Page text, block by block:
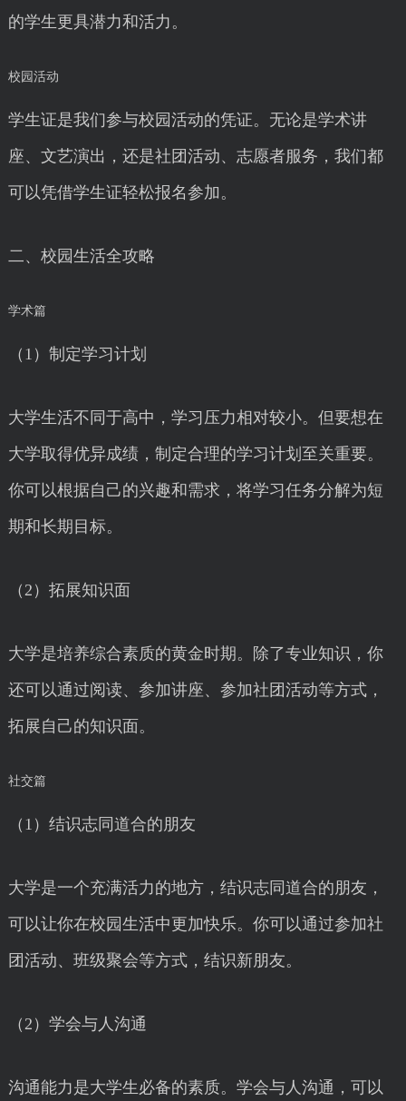
的学生更具潜力和活力。
校园活动
学生证是我们参与校园活动的凭证。无论是学术讲
座、文艺演出，还是社团活动、志愿者服务，我们都
可以凭借学生证轻松报名参加。
二、校园生活全攻略
学术篇
（1）制定学习计划
大学生活不同于高中，学习压力相对较小。但要想在
大学取得优异成绩，制定合理的学习计划至关重要。
你可以根据自己的兴趣和需求，将学习任务分解为短
期和长期目标。
（2）拓展知识面
大学是培养综合素质的黄金时期。除了专业知识，你
还可以通过阅读、参加讲座、参加社团活动等方式，
拓展自己的知识面。
社交篇
（1）结识志同道合的朋友
大学是一个充满活力的地方，结识志同道合的朋友，
可以让你在校园生活中更加快乐。你可以通过参加社
团活动、班级聚会等方式，结识新朋友。
（2）学会与人沟通
沟通能力是大学生必备的素质。学会与人沟通，可以